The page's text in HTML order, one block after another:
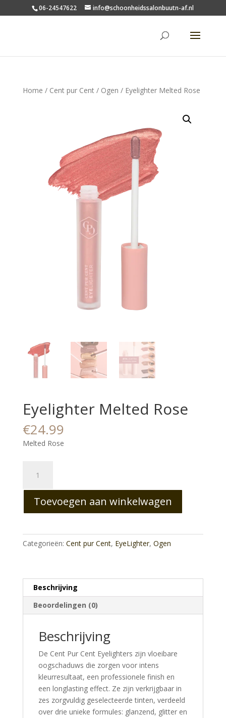
06-24547622 info@schoonheidssalonbuutn-af.nl
Home / Cent pur Cent/ Ogen / Eyelighter Melted Rose
Eyelighter Melted Rose
€24.99
Melted Rose
Melted
Rose
aantalToevoegen aan winkelwagen
Categorieën: Cent pur Cent, EyeLighter, Ogen
Beschrijving
Beoordelingen (0)
Beschrijving
De Cent Pur Cent Eyelighters zijn vloeibare
oogschaduws die zorgen voor intens
kleurresultaat, een professionele finish en
een longlasting effect. Ze zijn verkrijgbaar in
zes zorgvuldig geselecteerde tinten, verdeeld
over drie unieke formules: glanzend, glitter en